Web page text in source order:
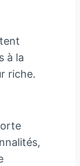
à la
riche.